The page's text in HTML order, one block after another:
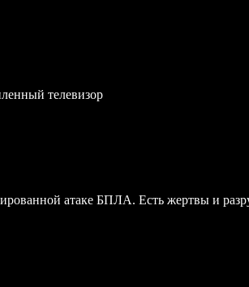
телевизор
атаке БПЛА. Есть жертвы и